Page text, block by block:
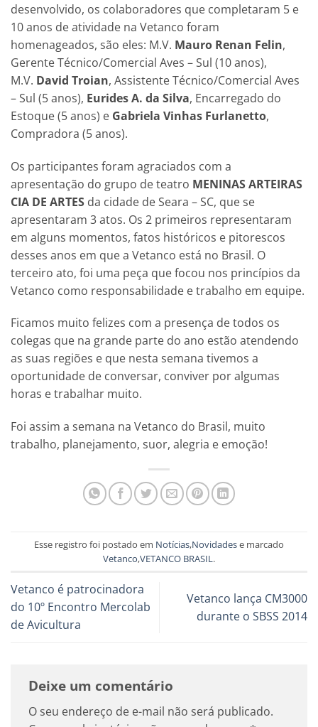
desenvolvido, os colaboradores que completaram 5 e
10 anos de atividade na Vetanco foram
homenageados, são eles: M.V. Mauro Renan Felin,
Gerente Técnico/Comercial Aves – Sul (10 anos),
M.V. David Troian, Assistente Técnico/Comercial Aves
– Sul (5 anos), Eurides A. da Silva, Encarregado do
Estoque (5 anos) e Gabriela Vinhas Furlanetto,
Compradora (5 anos).
Os participantes foram agraciados com a
apresentação do grupo de teatro MENINAS ARTEIRAS
CIA DE ARTES da cidade de Seara – SC, que se
apresentaram 3 atos. Os 2 primeiros representaram
em alguns momentos, fatos históricos e pitorescos
desses anos em que a Vetanco está no Brasil. O
terceiro ato, foi uma peça que focou nos princípios da
Vetanco como responsabilidade e trabalho em equipe.
Ficamos muito felizes com a presença de todos os
colegas que na grande parte do ano estão atendendo
as suas regiões e que nesta semana tivemos a
oportunidade de conversar, conviver por algumas
horas e trabalhar muito.
Foi assim a semana na Vetanco do Brasil, muito
trabalho, planejamento, suor, alegria e emoção!
Esse registro foi postado em Notícias,Novidadese marcado
Vetanco,VETANCO BRASIL .
Vetanco é patrocinadora
do 10º Encontro Mercolab
de Avicultura
Vetanco lança CM3000
durante o SBSS 2014
Deixe um comentário
O seu endereço de e-mail não será publicado.